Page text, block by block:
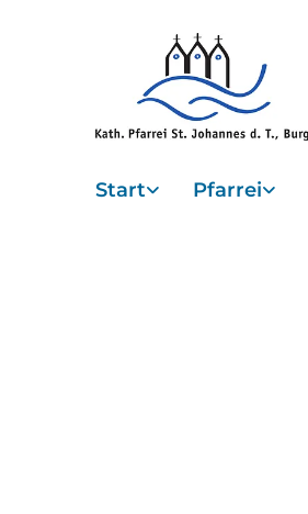
Start Pfarrei